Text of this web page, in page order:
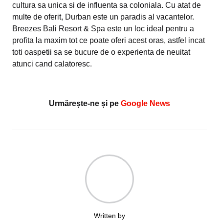
cultura sa unica si de influenta sa coloniala. Cu atat de
multe de oferit, Durban este un paradis al vacantelor.
Breezes Bali Resort & Spa este un loc ideal pentru a
profita la maxim tot ce poate oferi acest oras, astfel incat
toti oaspetii sa se bucure de o experienta de neuitat
atunci cand calatoresc.
Urmărește-ne și pe Google News
Written by